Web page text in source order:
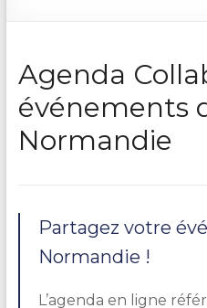
Agenda
événements
Normandie
Partagez votre
Normandie !
L’agenda en ligne